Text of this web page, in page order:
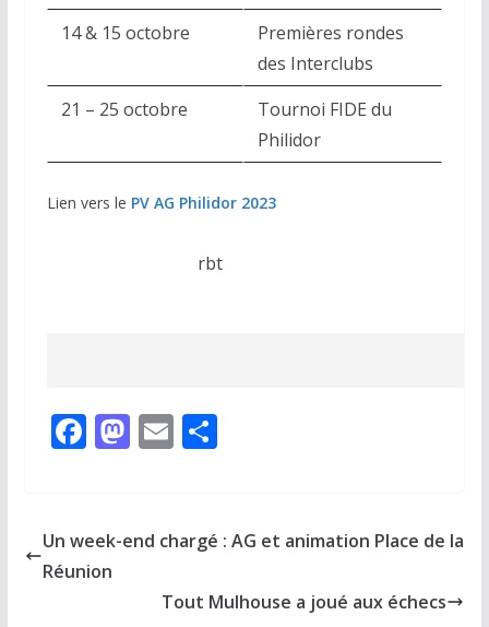
14 & 15 octobre
Premières rondes
des Interclubs
21 – 25 octobre
Tournoi FIDE du
Philidor
Lien vers le PV AG Philidor 2023
rbt
F
b
o
M
d
E
l
P
g
Un week-end chargé : AG et animation Place de la
Réunion
Tout Mulhouse a joué aux échecs